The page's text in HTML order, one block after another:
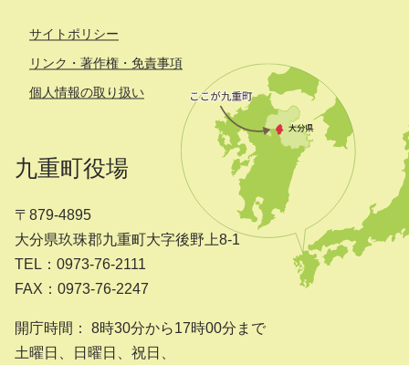
サイトポリシー
リンク・著作権・免責事項
個人情報の取り扱い
九重町役場
〒879-4895
大分県玖珠郡九重町大字後野上8-1
TEL：0973-76-2111
FAX：0973-76-2247
開庁時間： 8時30分から17時00分まで
土曜日、日曜日、祝日、